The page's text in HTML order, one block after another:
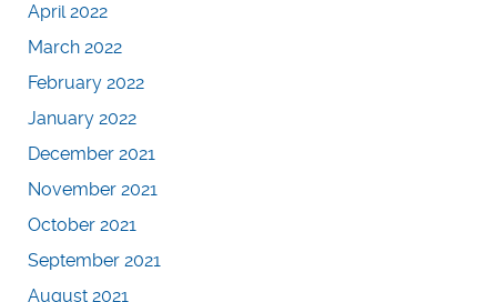
April 2022
March 2022
February 2022
January 2022
December 2021
November 2021
October 2021
September 2021
August 2021